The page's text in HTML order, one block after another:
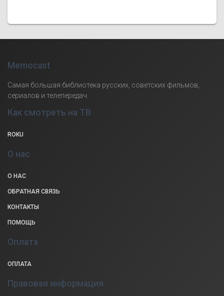
Memocast
Самая большая библиотека русских, советских фильмов,
сериалов и телепередач.
Как смотреть на ТВ
ROKU
О нас
О НАС
ОБРАТНАЯ СВЯЗЬ
КОНТАКТЫ
ПОМОЩЬ
Оплата
ОПЛАТА
Правовая информация